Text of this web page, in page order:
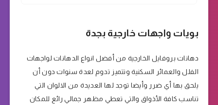
بويات واجهات خارجية بجدة
دهانات بروفايل الخارجية من أفضل انواع الدهانات لواجهات
الفلل والعمائر السكنية وتتميز تدوم لعدة سنوات دون أن
يلحق بها أي ضرر وأيضا توجد لها العديدة من الالوان التي
تناسب كافة الأذواق والتي تعطي مظهر جمالي رائع للمكان